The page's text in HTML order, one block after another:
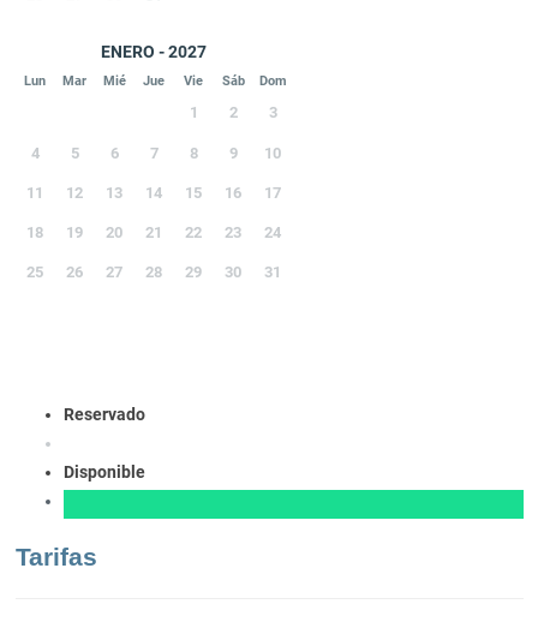
ENERO - 2027
Lun Mar Mié Jue Vie Sáb Dom
1 2 3
4 5 6 7 8 9 10
11 12 13 14 15 16 17
18 19 20 21 22 23 24
25 26 27 28 29 30 31
Reservado
Disponible
Tarifas